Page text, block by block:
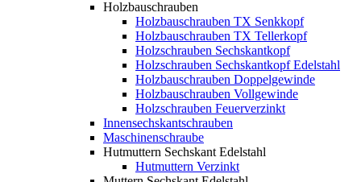
Holzbauschrauben
Holzbauschrauben TX Senkkopf
Holzbauschrauben TX Tellerkopf
Holzschrauben Sechskantkopf
Holzschrauben Sechskantkopf Edelstahl
Holzbauschrauben Doppelgewinde
Holzbauschrauben Vollgewinde
Holzschrauben Feuerverzinkt
Innensechskantschrauben
Maschinenschraube
Hutmuttern Sechskant Edelstahl
Hutmuttern Verzinkt